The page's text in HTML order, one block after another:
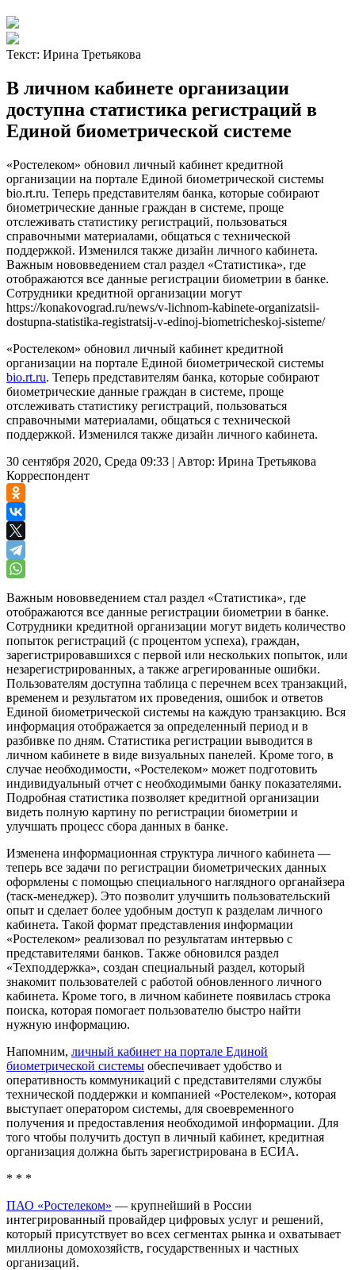
Текст: Ирина Третьякова
В личном кабинете организации
доступна статистика регистраций в
Единой биометрической системе
«Ростелеком» обновил личный кабинет кредитной
организации на портале Единой биометрической системы
bio.rt.ru. Теперь представителям банка, которые собирают
биометрические данные граждан в системе, проще
отслеживать статистику регистраций, пользоваться
справочными материалами, общаться с технической
поддержкой. Изменился также дизайн личного кабинета.
Важным нововведением стал раздел «Статистика», где
отображаются все данные регистрации биометрии в банке.
Сотрудники кредитной организации могут
https://konakovograd.ru/news/v-lichnom-kabinete-organizatsii-
dostupna-statistika-registratsij-v-edinoj-biometricheskoj-sisteme/
«Ростелеком» обновил личный кабинет кредитной
организации на портале Единой биометрической системы
bio.rt.ru. Теперь представителям банка, которые собирают
биометрические данные граждан в системе, проще
отслеживать статистику регистраций, пользоваться
справочными материалами, общаться с технической
поддержкой. Изменился также дизайн личного кабинета.
30 сентября 2020, Среда 09:33 | Автор: Ирина Третьякова
Корреспондент
Важным нововведением стал раздел «Статистика», где
отображаются все данные регистрации биометрии в банке.
Сотрудники кредитной организации могут видеть количество
попыток регистраций (с процентом успеха), граждан,
зарегистрировавшихся с первой или нескольких попыток, или
незарегистрированных, а также агрегированные ошибки.
Пользователям доступна таблица с перечнем всех транзакций,
временем и результатом их проведения, ошибок и ответов
Единой биометрической системы на каждую транзакцию. Вся
информация отображается за определенный период и в
разбивке по дням. Статистика регистрации выводится в
личном кабинете в виде визуальных панелей. Кроме того, в
случае необходимости, «Ростелеком» может подготовить
индивидуальный отчет с необходимыми банку показателями.
Подробная статистика позволяет кредитной организации
видеть полную картину по регистрации биометрии и
улучшать процесс сбора данных в банке.
Изменена информационная структура личного кабинета —
теперь все задачи по регистрации биометрических данных
оформлены с помощью специального наглядного органайзера
(таск-менеджер). Это позволит улучшить пользовательский
опыт и сделает более удобным доступ к разделам личного
кабинета. Такой формат представления информации
«Ростелеком» реализовал по результатам интервью с
представителями банков. Также обновился раздел
«Техподдержка», создан специальный раздел, который
знакомит пользователей с работой обновленного личного
кабинета. Кроме того, в личном кабинете появилась строка
поиска, которая помогает пользователю быстро найти
нужную информацию.
Напомним, личный кабинет на портале Единой
биометрической системы обеспечивает удобство и
оперативность коммуникаций с представителями службы
технической поддержки и компанией «Ростелеком», которая
выступает оператором системы, для своевременного
получения и предоставления необходимой информации. Для
того чтобы получить доступ в личный кабинет, кредитная
организация должна быть зарегистрирована в ЕСИА.
* * *
ПАО «Ростелеком» — крупнейший в России
интегрированный провайдер цифровых услуг и решений,
который присутствует во всех сегментах рынка и охватывает
миллионы домохозяйств, государственных и частных
организаций.